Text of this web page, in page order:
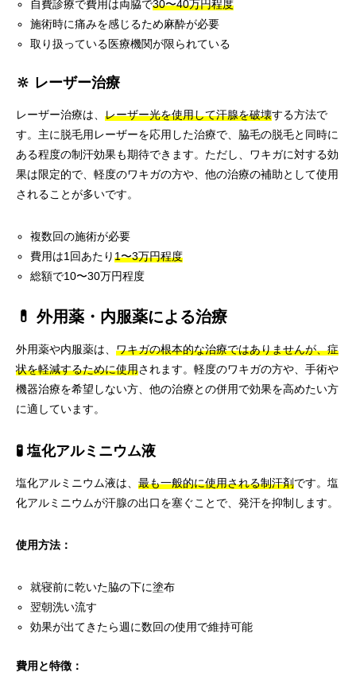
自費診療で費用は両脇で30〜40万円程度
施術時に痛みを感じるため麻酔が必要
取り扱っている医療機関が限られている
🔆 レーザー治療
レーザー治療は、 レーザー光を使用して汗腺を破壊する方法で
す。主に脱毛用レーザーを応用した治療で、脇毛の脱毛と同時に
ある程度の制汗効果も期待できます。ただし、ワキガに対する効
果は限定的で、軽度のワキガの方や、他の治療の補助として使用
されることが多いです。
複数回の施術が必要
費用は1回あたり1〜3万円程度
総額で10〜30万円程度
💊 外用薬・内服薬による治療
外用薬や内服薬は、 ワキガの根本的な治療ではありませんが、症
状を軽減するために使用されます。軽度のワキガの方や、手術や
機器治療を希望しない方、他の治療との併用で効果を高めたい方
に適しています。
🧪 塩化アルミニウム液
塩化アルミニウム液は、 最も一般的に使用される制汗剤です。塩
化アルミニウムが汗腺の出口を塞ぐことで、発汗を抑制します。
使用方法：
就寝前に乾いた脇の下に塗布
翌朝洗い流す
効果が出てきたら週に数回の使用で維持可能
費用と特徴：